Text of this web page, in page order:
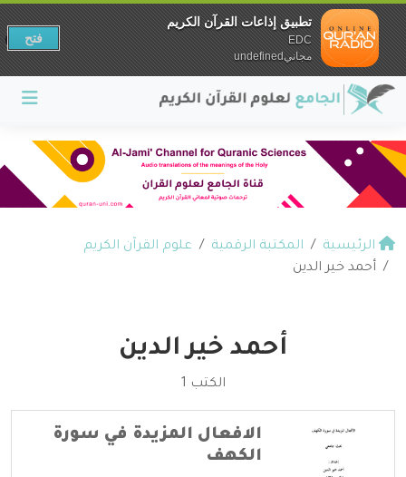
الرئيسية المكتبة الرقمية
علوم القرآن الكريم
أحمد خير الدين
أحمد خير الدين
الكتب 1
الافعال المزيدة في سورة
الكهف
تطبيق إذاعات القرآن الكريم
EDC
مجانيundefined
فتح